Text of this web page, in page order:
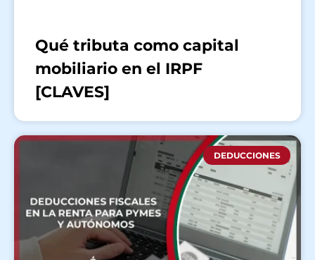
Qué tributa como capital
mobiliario en el IRPF
[CLAVES]
DEDUCCIONES